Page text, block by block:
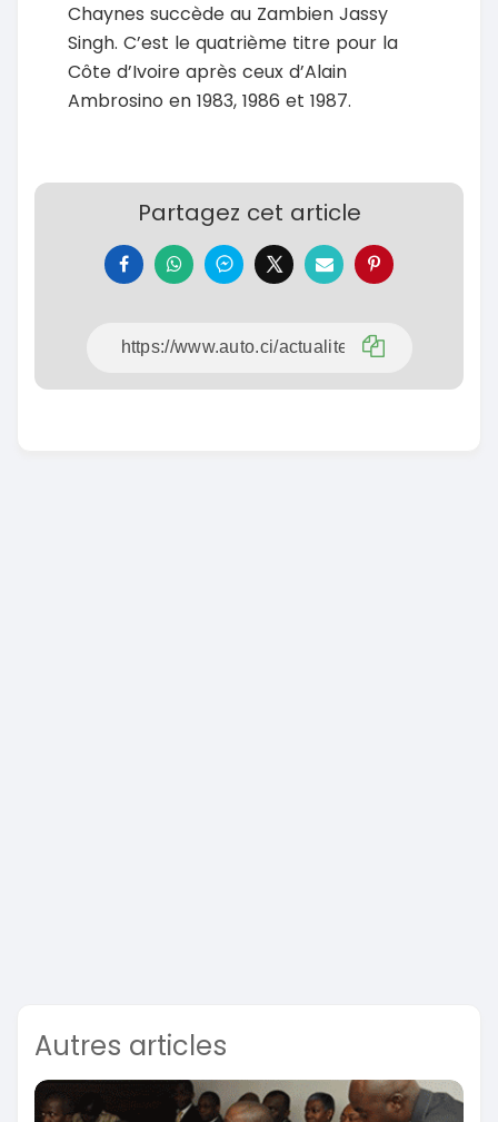
Chaynes succède au Zambien Jassy
Singh. C’est le quatrième titre pour la
Côte d’Ivoire après ceux d’Alain
Ambrosino en 1983, 1986 et 1987.
Partagez cet article
Autres articles